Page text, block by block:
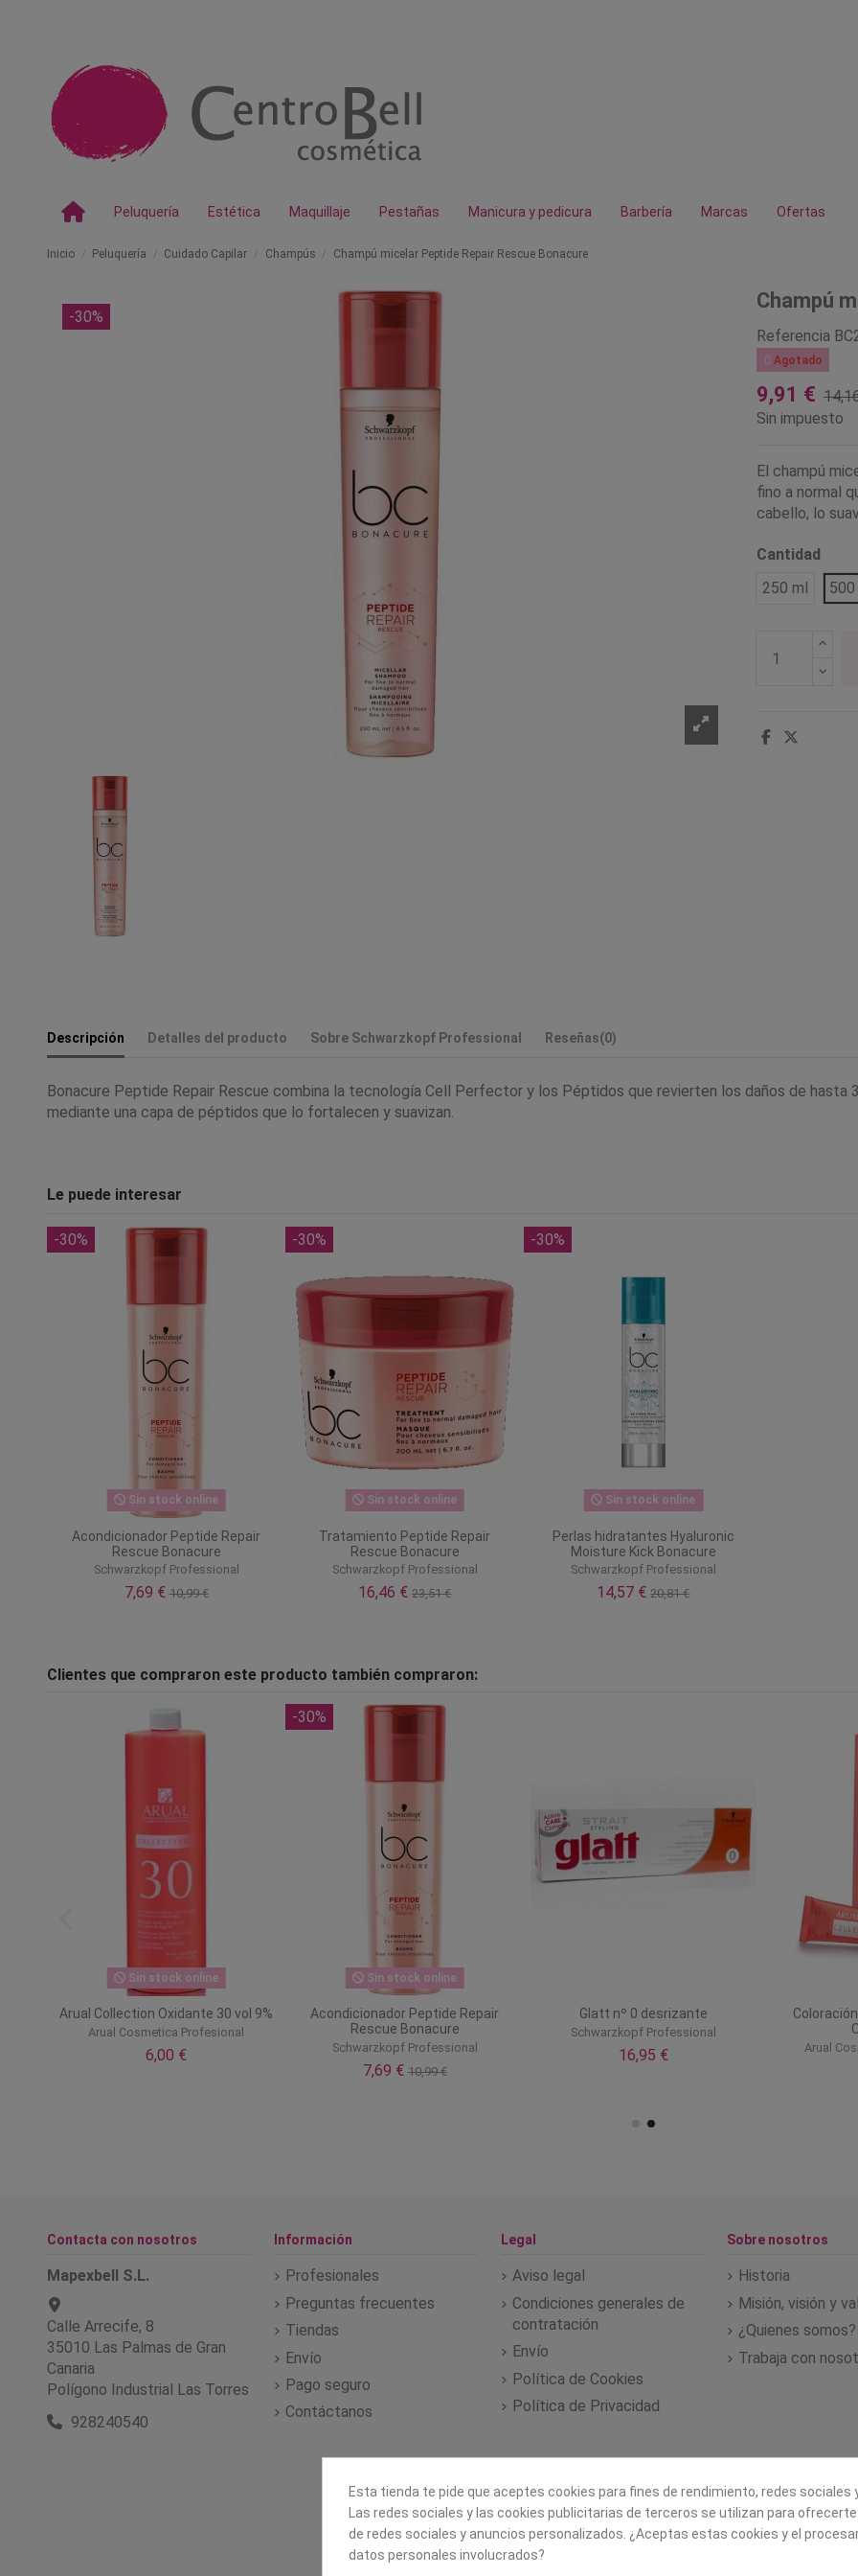
Peluquería Estética Maquillaje Pestañas Manicura y pedicura Barbería Marcas Ofertas
Inicio Peluquería Cuidado Capilar Champús Champú micelar Peptide Repair Rescue Bonacure
-30%
Champú
Referencia
Agotado
9,91 €
Sin impuesto
El champú
fino a normal
cabello, lo
Cantidad
250 ml
Descripción Detalles del producto Sobre Schwarzkopf Professional Reseñas(0)
Bonacure Peptide Repair Rescue combina la tecnología Cell Perfector y los Péptidos que revierten los daños de hasta
mediante una capa de péptidos que lo fortalecen y suavizan.
Le puede interesar
-30%
Sin stock online
Acondicionador Peptide Repair
Rescue Bonacure
Schwarzkopf Professional
7,69 € 10,99 €
-30%
Sin stock online
Tratamiento Peptide Repair
Rescue Bonacure
Schwarzkopf Professional
16,46 €23,51 €
-30%
Sin stock online
Perlas hidratantes Hyaluronic
Moisture Kick Bonacure
Schwarzkopf Professional
14,57 €20,81 €
Clientes que compraron este producto también compraron:
Sin stock online
Arual Collection Oxidante 30 vol 9%
Arual Cosmetica Profesional
6,00 €
-30%
Sin stock online
Acondicionador Peptide Repair
Rescue Bonacure
Schwarzkopf Professional
7,69 € 10,99 €
Glatt nº 0 desrizante
Schwarzkopf Professional
16,95 € Arual
Contacta con nosotros
Mapexbell S.L.
Calle Arrecife, 8
35010 Las Palmas de Gran
Canaria
Polígono Industrial Las Torres
928240540
Información
Profesionales
Preguntas frecuentes
Tiendas
Envío
Pago seguro
Contáctanos
Legal
Aviso legal
Condiciones generales de
contratación
Envío
Política de Cookies
Política de Privacidad
Sobre nosotros
Historia
Misión, visión y
¿Quienes somos?
Trabaja con
Esta tienda te pide que aceptes cookies para fines de rendimiento, redes sociales
Las redes sociales y las cookies publicitarias de terceros se utilizan para
de redes sociales y anuncios personalizados. ¿Aceptas estas cookies y el
datos personales involucrados?